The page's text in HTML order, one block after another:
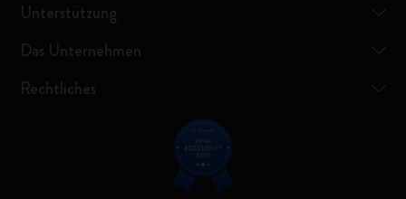
Unterstützung
Das Unternehmen
Rechtliches